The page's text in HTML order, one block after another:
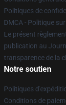
Politiques de
DMCA - Politique
Le présent
publication au
transparence de la
Notre soutien
Politiques
Conditions de